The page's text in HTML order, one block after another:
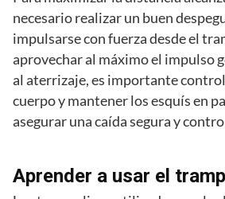
necesario realizar un buen
impulsarse con fuerza desde el
aprovechar al máximo el impulso
al aterrizaje, es importante
cuerpo y mantener los esquís en
asegurar una caída segura y
Aprender a usar el